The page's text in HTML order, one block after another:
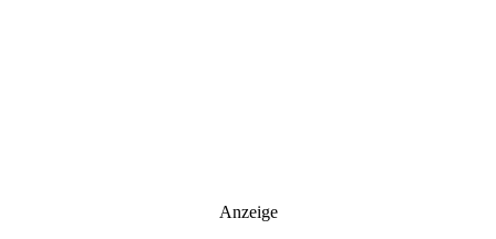
Anzeige